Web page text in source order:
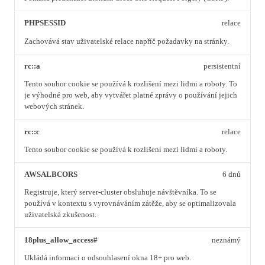
PHPSESSID
Zachovává stav uživatelské relace napříč požadavky na stránky.
relace
rc::a
Tento soubor cookie se používá k rozlišení mezi lidmi a roboty. To
je výhodné pro web, aby vytvářet platné zprávy o používání jejich
webových stránek.
persistentní
rc::c
Tento soubor cookie se používá k rozlišení mezi lidmi a roboty.
relace
AWSALBCORS
Registruje, který server-cluster obsluhuje návštěvníka. To se
používá v kontextu s vyrovnáváním zátěže, aby se optimalizovala
uživatelská zkušenost.
6 dnů
18plus_allow_access#
Ukládá informaci o odsouhlasení okna 18+ pro web.
neznámý